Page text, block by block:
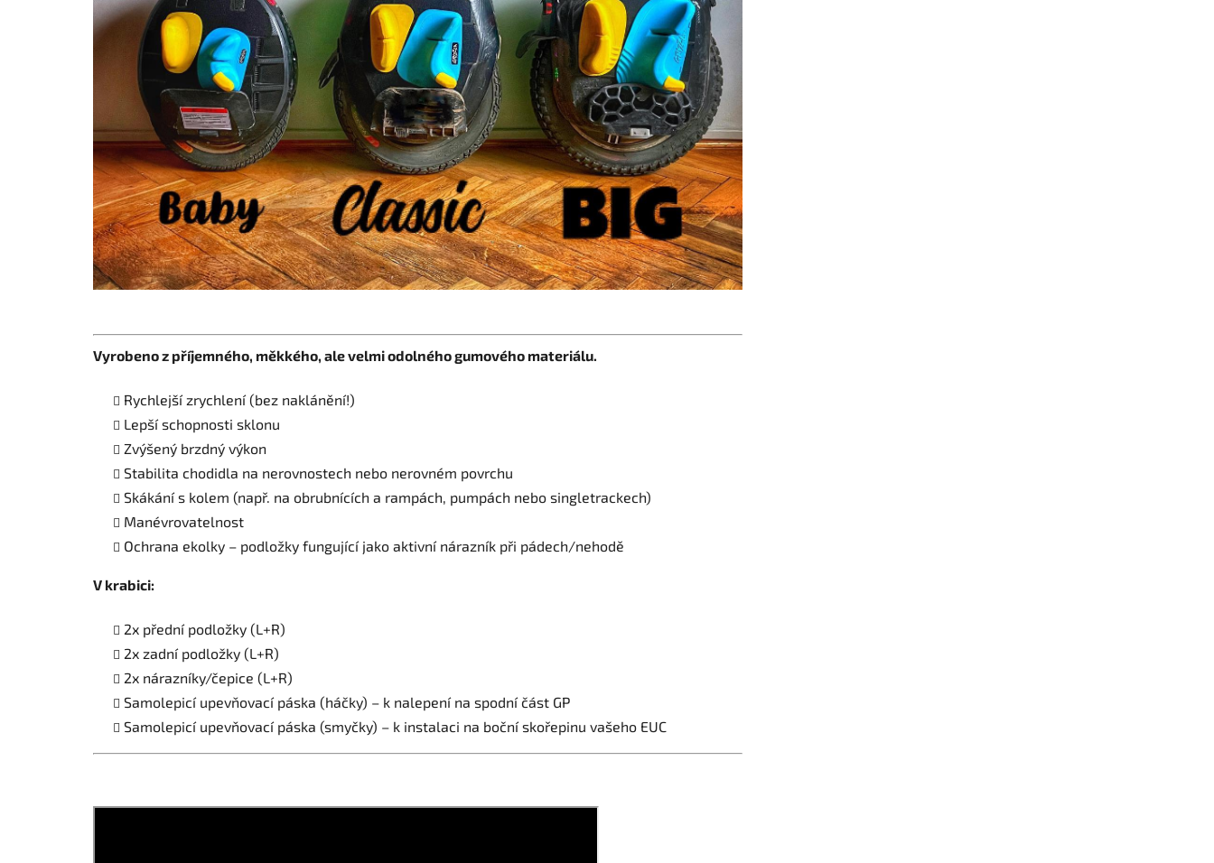
Vyrobeno z příjemného, měkkého, ale velmi odolného gumového materiálu.
Rychlejší zrychlení (bez naklánění!)
Lepší schopnosti sklonu
Zvýšený brzdný výkon
Stabilita chodidla na nerovnostech nebo nerovném povrchu
Skákání s kolem (např. na obrubnících a rampách, pumpách nebo singletrackech)
Manévrovatelnost
Ochrana ekolky – podložky fungující jako aktivní nárazník při pádech/nehodě
V krabici:
2x přední podložky (L+R)
2x zadní podložky (L+R)
2x nárazníky/čepice (L+R)
Samolepicí upevňovací páska (háčky) – k nalepení na spodní část GP
Samolepicí upevňovací páska (smyčky) – k instalaci na boční skořepinu vašeho EUC